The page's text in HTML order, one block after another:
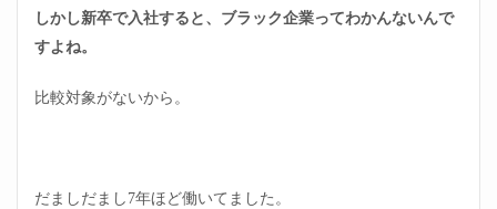
しかし新卒で入社すると、ブラック企業ってわかんないんで
すよね。
比較対象がないから。
だましだまし7年ほど働いてました。